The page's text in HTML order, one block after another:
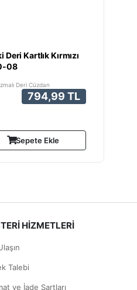
Deri Kartlık Kırmızı
08
Deri Cüzdan
794,99 TL
Sepete Ekle
HİZMETLERİ
Talebi
ve İade Şartları